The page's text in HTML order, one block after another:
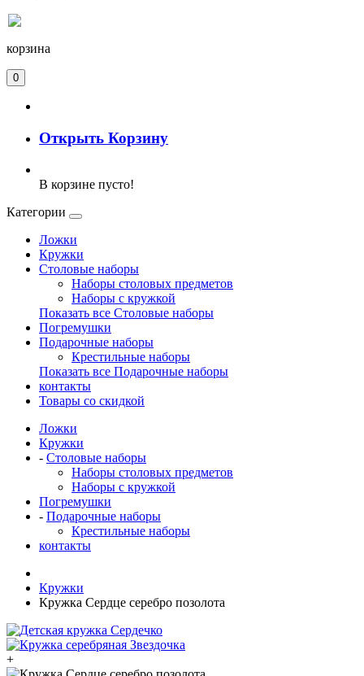
корзина
0
Открыть Корзину
В корзине пусто!
Категории
Ложки
Кружки
Столовые наборы
Наборы столовых предметов
Наборы с кружкой
Показать все Столовые наборы
Погремушки
Подарочные наборы
Крестильные наборы
Показать все Подарочные наборы
контакты
Товары со скидкой
Ложки
Кружки
- Столовые наборы
Наборы столовых предметов
Наборы с кружкой
Погремушки
- Подарочные наборы
Крестильные наборы
контакты
Кружки
Кружка Сердце серебро позолота
+